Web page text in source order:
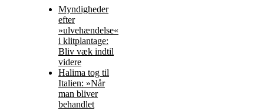
Myndigheder
efter
»ulvehændelse«
i klitplantage:
Bliv væk indtil
videre
Halima tog til
Italien: »Når
man bliver
behandlet